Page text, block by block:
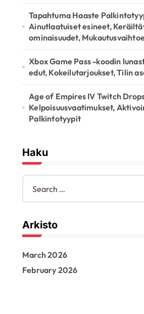
Tapahtuma Haaste
Ainutlaatuiset esineet,
ominaisuudet,
Xbox Game Pass -koodin
edut, Kokeilutarjoukset, Tilin
Age of Empires IV Twitch
Kelpoisuusvaatimukset,
Palkintotyypit
Haku
S
a
c
h
o
r
Arkisto
March 2026
February 2026